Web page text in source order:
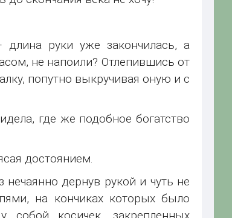
руки уже закончилась, а
не напоили? Отлепившись от
попутно выкручивая оную и с
где же подобное богатство
достоянием.
дернув рукой и чуть не
на кончиках которых было